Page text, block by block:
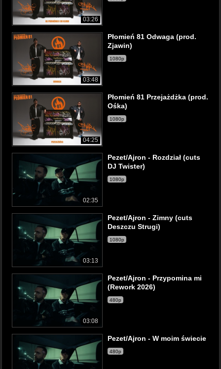
03:26
03:48
Płomień 81 Odwaga (prod.
Zjawin)
1080p
04:25
Płomień 81 Przejażdżka (prod.
Ośka)
1080p
02:35
Pezet/Ajron - Rozdział (cuts
DJ Twister)
1080p
03:13
Pezet/Ajron - Zimny (cuts
Deszczu Strugi)
1080p
03:08
Pezet/Ajron - Przypomina mi
(Rework 2026)
480p
Pezet/Ajron - W moim świecie
480p